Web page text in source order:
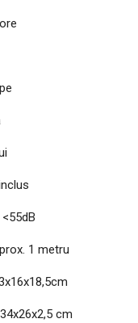
1 metru
cm